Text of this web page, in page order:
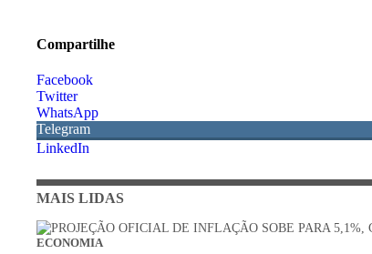
Compartilhe
Facebook
Twitter
WhatsApp
Telegram
LinkedIn
MAIS LIDAS
ECONOMIA